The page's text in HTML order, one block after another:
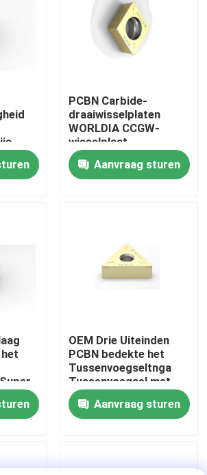
PCBN Carbide-
draaiwisselplaten
WORLDIA CCGW-
wisselplaat
Aanvraag sturen
OEM Drie Uiteinden
PCBN bedekte het
Tussenvoegseltnga
Tussenvoegsel met
een laag Van gehard
staalAanvraag sturen